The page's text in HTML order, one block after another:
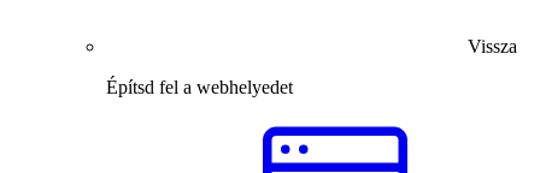
Vissza
Építsd fel a webhelyedet